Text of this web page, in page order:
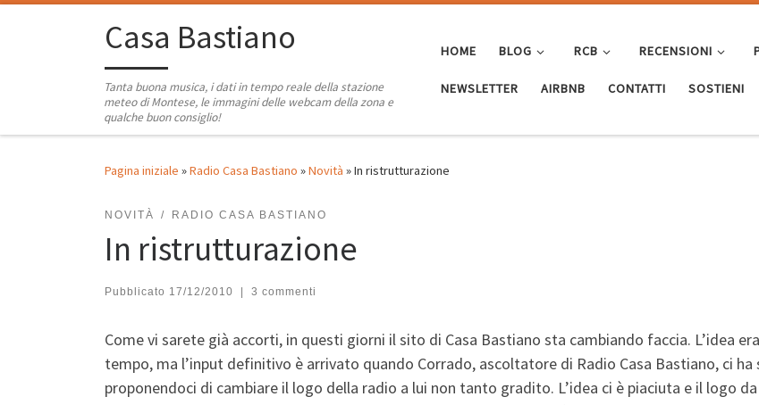
Passa al contenutoCasa Bastiano
Tanta buona musica, i dati in tempo reale della stazione
meteo di Montese, le immagini delle webcam della zona e
qualche buon consiglio!
HOME BLOG RCB RECENSIONI
NEWSLETTER AIRBNB CONTATTI SOSTIENI
Pagina iniziale »Radio Casa Bastiano »Novità »In ristrutturazione
NOVITÀ RADIO CASA BASTIANO
In ristrutturazione
Pubblicato 17/12/2010 3 commenti
Come vi sarete già accorti, in questi giorni il sito di Casa Bastiano sta cambiando faccia. L’idea
tempo, ma l’input definitivo è arrivato quando Corrado, ascoltatore di Radio Casa Bastiano, ci
proponendoci di cambiare il logo della radio a lui non tanto gradito. L’idea ci è piaciuta e il logo